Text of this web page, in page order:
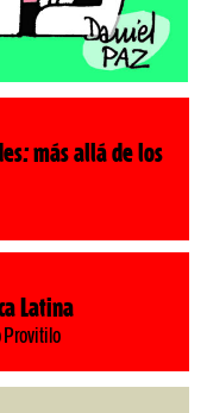
más allá de los
Latina
Provitilo